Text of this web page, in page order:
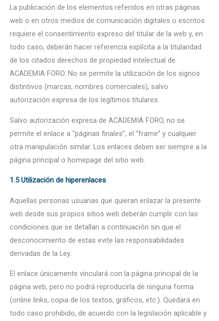
La publicación de los elementos referidos en otras páginas
web o en otros medios de comunicación digitales o escritos
requiere el consentimiento expreso del titular de la web y, en
todo caso, deberán hacer referencia explícita a la titularidad
de los citados derechos de propiedad intelectual de
ACADEMIA FORO. No se permite la utilización de los signos
distintivos (marcas, nombres comerciales), salvo
autorización expresa de los legítimos titulares.
Salvo autorización expresa de ACADEMIA FORO, no se
permite el enlace a “páginas finales”, el “frame” y cualquier
otra manipulación similar. Los enlaces deben ser siempre a la
página principal o homepage del sitio web.
1.5 Utilización de hiperenlaces
Aquellas personas usuarias que quieran enlazar la presente
web desde sus propios sitios web deberán cumplir con las
condiciones que se detallan a continuación sin que el
desconocimiento de estas evite las responsabilidades
derivadas de la Ley.
El enlace únicamente vinculará con la página principal de la
página web, pero no podrá reproducirla de ninguna forma
(online links, copia de los textos, gráficos, etc.). Quedará en
todo caso prohibido, de acuerdo con la legislación aplicable y